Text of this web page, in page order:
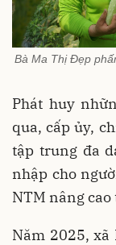
Bà Ma Thị Đẹp
Phát huy
qua, cấp ủy,
tập trung đa
nhập cho
NTM nâng
Năm 2025, xã